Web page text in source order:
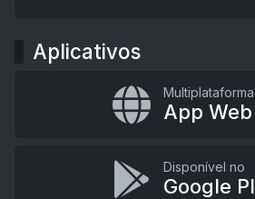
Aplicativos
Multiplataforma
App Web
Disponível no
Google